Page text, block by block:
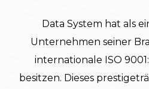
Data System hat als
Unternehmen seiner
internationale ISO
besitzen. Dieses